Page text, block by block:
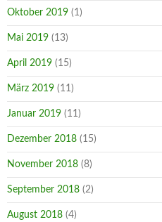
Oktober 2019 (1)
Mai 2019 (13)
April 2019 (15)
März 2019 (11)
Januar 2019 (11)
Dezember 2018 (15)
November 2018 (8)
September 2018 (2)
August 2018 (4)